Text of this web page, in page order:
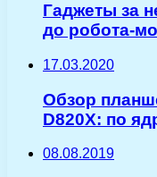
Гаджеты за
до робота-
17.03.2020
Обзор
D820Х: по
08.08.2019